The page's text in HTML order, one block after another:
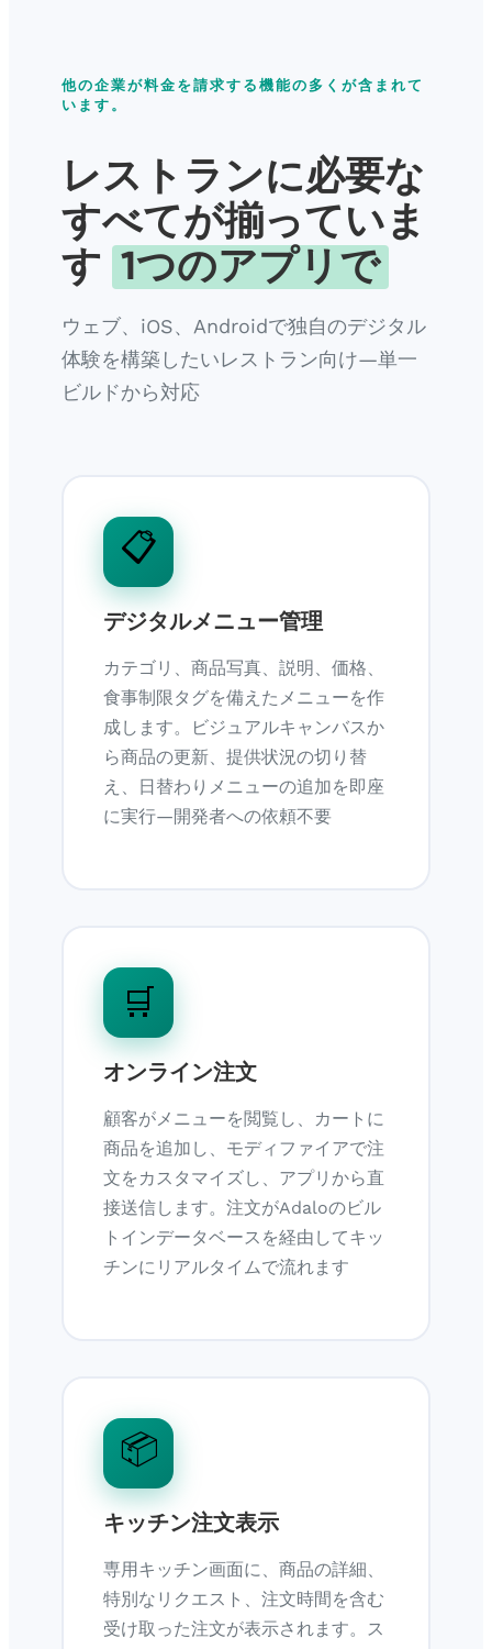
他の企業が料金を請求する機能の多くが含まれて
います。
レストランに必要な
すべてが揃っていま
す 1つのアプリで
ウェブ、iOS、Androidで独自のデジタル
体験を構築したいレストラン向け—単一
ビルドから対応
📋
デジタルメニュー管理
カテゴリ、商品写真、説明、価格、
食事制限タグを備えたメニューを作
成します。ビジュアルキャンバスか
ら商品の更新、提供状況の切り替
え、日替わりメニューの追加を即座
に実行—開発者への依頼不要
🛒
オンライン注文
顧客がメニューを閲覧し、カートに
商品を追加し、モディファイアで注
文をカスタマイズし、アプリから直
接送信します。注文がAdaloのビル
トインデータベースを経由してキッ
チンにリアルタイムで流れます
📦
キッチン注文表示
専用キッチン画面に、商品の詳細、
特別なリクエスト、注文時間を含む
受け取った注文が表示されます。ス